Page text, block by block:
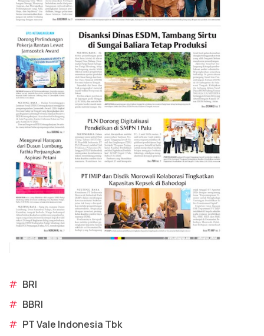
# BRI
# BBRI
# PT Vale Indonesia Tbk